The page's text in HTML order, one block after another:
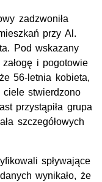
zadzwoniła
przy Al.
Pod wskazany
i pogotowie
56-letnia kobieta,
stwierdzono
przystąpiła grupa
szczegółowych
spływające
wynikało, że